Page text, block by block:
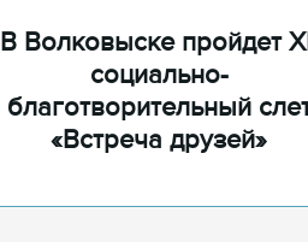
В Волковыске пройдет
социально-
благотворительный
«Встреча друзей»